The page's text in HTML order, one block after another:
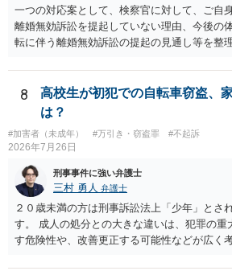
一つの対応案として、検察官に対して、ご自
離婚無効訴訟を提起していない理由、今後の
転に伴う離婚無効訴訟の提起の見通し等を整
検察官の処分判断の際、相談者さんの意向を
置づけられる様に思われます。 より詳細に
合、最寄りの法律事務所での相談を検討くださ
8
高校生が初犯での自転車窃盗、
は？
#加害者（未成年） #万引き・窃盗罪 #不起訴
2026年7月26日
刑事事件に強い弁護士
三村 勇人 弁護士
２０歳未満の方は刑事訴訟法上「少年」とさ
す。 成人の処分との大きな違いは、犯罪の重
す危険性や、改善更正する可能性などが広く
年とされ、犯罪を犯していなくとも、不良交